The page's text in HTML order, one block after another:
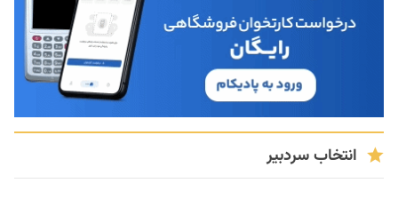
انتخاب سردبیر